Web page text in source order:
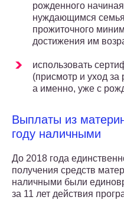
рожденного
нуждающимся
прожиточного
достижения им
использовать
(присмотр и уход
а именно, уже с
Выплаты из
году наличными
До 2018 года
получения средств
наличными были
за 11 лет действия